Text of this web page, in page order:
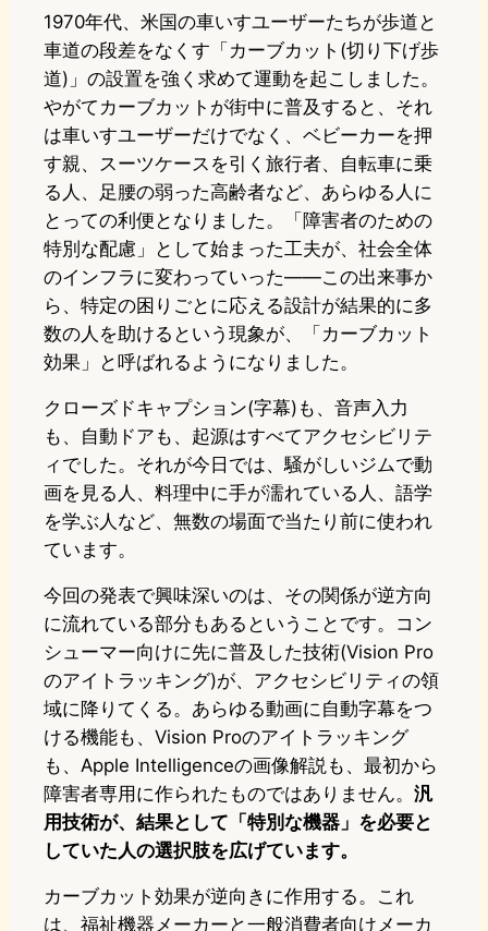
1970年代、米国の車いすユーザーたちが歩道と
車道の段差をなくす「カーブカット(切り下げ歩
道)」の設置を強く求めて運動を起こしました。
やがてカーブカットが街中に普及すると、それ
は車いすユーザーだけでなく、ベビーカーを押
す親、スーツケースを引く旅行者、自転車に乗
る人、足腰の弱った高齢者など、あらゆる人に
とっての利便となりました。「障害者のための
特別な配慮」として始まった工夫が、社会全体
のインフラに変わっていった——この出来事か
ら、特定の困りごとに応える設計が結果的に多
数の人を助けるという現象が、「カーブカット
効果」と呼ばれるようになりました。
クローズドキャプション(字幕)も、音声入力
も、自動ドアも、起源はすべてアクセシビリテ
ィでした。それが今日では、騒がしいジムで動
画を見る人、料理中に手が濡れている人、語学
を学ぶ人など、無数の場面で当たり前に使われ
ています。
今回の発表で興味深いのは、その関係が逆方向
に流れている部分もあるということです。コン
シューマー向けに先に普及した技術(Vision Pro
のアイトラッキング)が、アクセシビリティの領
域に降りてくる。あらゆる動画に自動字幕をつ
ける機能も、Vision Proのアイトラッキング
も、Apple Intelligenceの画像解説も、最初から
障害者専用に作られたものではありません。 汎
用技術が、結果として「特別な機器」を必要と
していた人の選択肢を広げています。
カーブカット効果が逆向きに作用する。これ
は、福祉機器メーカーと一般消費者向けメーカ